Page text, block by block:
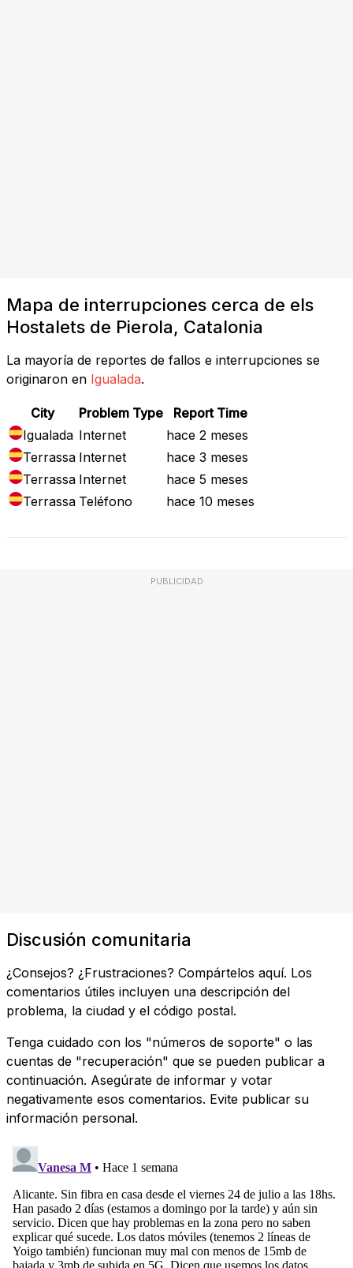
Mapa de interrupciones cerca de els
Hostalets de Pierola, Catalonia
La mayoría de reportes de fallos e interrupciones se
originaron en Igualada.
City Problem Type
Report Time
Igualada Internet
hace 2 meses
Terrassa Internet
hace 3 meses
Terrassa Internet
hace 5 meses
Terrassa Teléfono hace 10 meses
PUBLICIDAD
Discusión comunitaria
¿Consejos? ¿Frustraciones? Compártelos aquí. Los
comentarios útiles incluyen una descripción del
problema, la ciudad y el código postal.
Tenga cuidado con los "números de soporte" o las
cuentas de "recuperación" que se pueden publicar a
continuación. Asegúrate de informar y votar
negativamente esos comentarios. Evite publicar su
información personal.